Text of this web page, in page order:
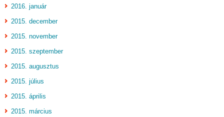
2016. január
2015. december
2015. november
2015. szeptember
2015. augusztus
2015. július
2015. április
2015. március